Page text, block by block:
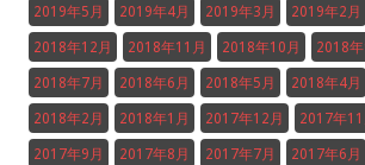
2019年5月 2019年4月 2019年3月 2019年2月
2018年12月 2018年11月 2018年10月 2018年
2018年7月 2018年6月 2018年5月 2018年4月
2018年2月 2018年1月 2017年12月 2017年11
2017年9月 2017年8月 2017年7月 2017年6月